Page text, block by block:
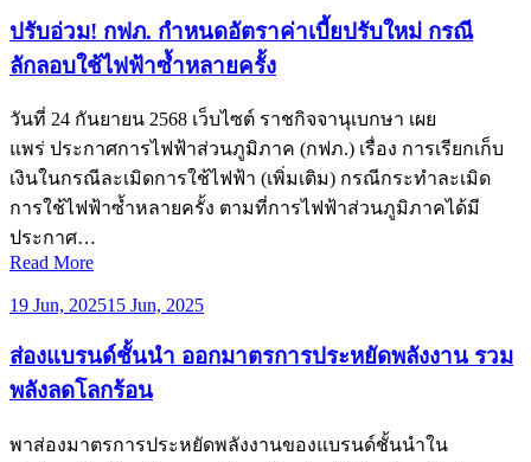
ปรับอ่วม! กฟภ. กำหนดอัตราค่าเบี้ยปรับใหม่ กรณี
ลักลอบใช้ไฟฟ้าซ้ำหลายครั้ง
วันที่ 24 กันยายน 2568 เว็บไซต์ ราชกิจจานุเบกษา เผย
แพร่ ประกาศการไฟฟ้าส่วนภูมิภาค (กฟภ.) เรื่อง การเรียกเก็บ
เงินในกรณีละเมิดการใช้ไฟฟ้า (เพิ่มเติม) กรณีกระทำละเมิด
การใช้ไฟฟ้าซ้ำหลายครั้ง ตามที่การไฟฟ้าส่วนภูมิภาคได้มี
ประกาศ…
Read More
19 Jun, 202515 Jun, 2025
ส่องแบรนด์ชั้นนำ ออกมาตรการประหยัดพลังงาน รวม
พลังลดโลกร้อน
พาส่องมาตรการประหยัดพลังงานของแบรนด์ชั้นนำใน